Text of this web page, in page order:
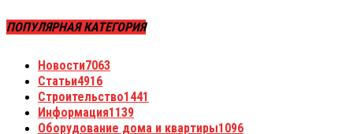
ПОПУЛЯРНАЯ КАТЕГОРИЯ
Новости7063
Статьи4916
Строительство1441
Информация1139
Оборудование дома и квартиры1096